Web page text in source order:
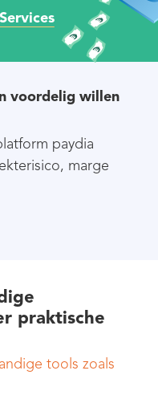
voordelig willen
paydia
marge
praktische
tools zoals